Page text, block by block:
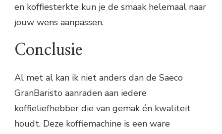
en koffiesterkte kun je de smaak helemaal naar
jouw wens aanpassen.
Conclusie
Al met al kan ik niet anders dan de Saeco
GranBaristo aanraden aan iedere
koffieliefhebber die van gemak én kwaliteit
houdt. Deze koffiemachine is een ware